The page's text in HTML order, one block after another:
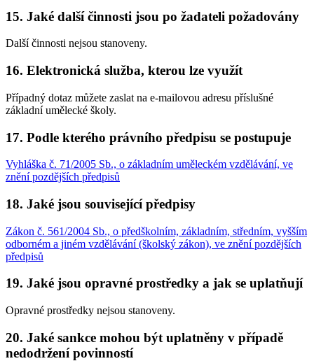
15. Jaké další činnosti jsou po žadateli požadovány
Další činnosti nejsou stanoveny.
16. Elektronická služba, kterou lze využít
Případný dotaz můžete zaslat na e-mailovou adresu příslušné
základní umělecké školy.
17. Podle kterého právního předpisu se postupuje
Vyhláška č. 71/2005 Sb., o základním uměleckém vzdělávání, ve
znění pozdějších předpisů
18. Jaké jsou související předpisy
Zákon č. 561/2004 Sb., o předškolním, základním, středním, vyšším
odborném a jiném vzdělávání (školský zákon), ve znění pozdějších
předpisů
19. Jaké jsou opravné prostředky a jak se uplatňují
Opravné prostředky nejsou stanoveny.
20. Jaké sankce mohou být uplatněny v případě
nedodržení povinností